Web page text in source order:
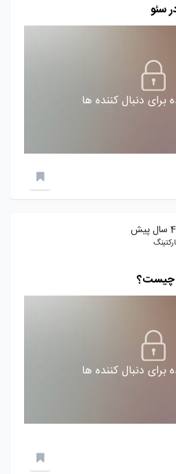
سئو
برای دنبال کننده ها
4 سال پیش
چیست؟
برای دنبال کننده ها